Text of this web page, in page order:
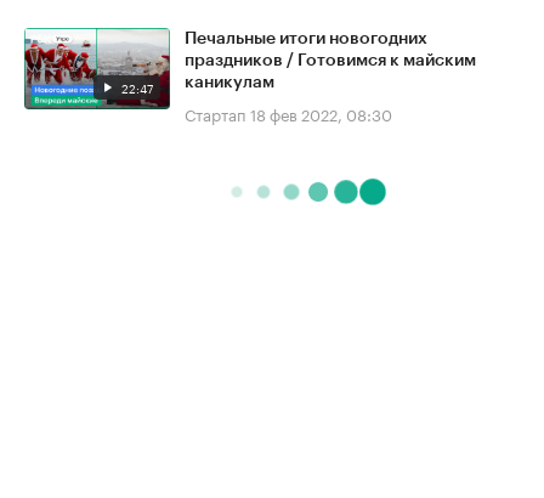
22:47
Печальные итоги новогодних
праздников / Готовимся к майским
каникулам
Стартап 18 фев 2022, 08:30